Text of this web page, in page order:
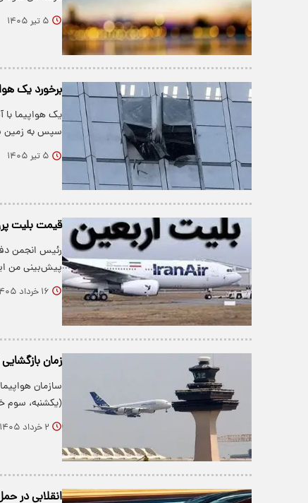
۵ تیر ۱۴۰۵
برخورد یک
سپس به زمین
۵ تیر ۱۴۰۵
قیمت بلیت پروازهای
رئیس انجمن
پیش‌بینی من
۱۶ خرداد ۱۴۰۵
زمان بازگشایی 3 فرودگاه کشور اعلام
سازمان
(یکشنبه، سوم
۲ خرداد ۱۴۰۵
انقلابی در